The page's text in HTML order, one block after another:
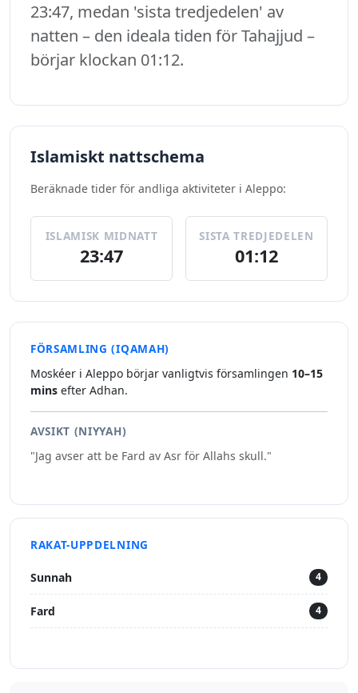
23:47, medan 'sista tredjedelen' av
natten – den ideala tiden för Tahajjud –
börjar klockan 01:12.
Islamiskt nattschema
Beräknade tider för andliga aktiviteter i Aleppo:
ISLAMISK MIDNATT
23:47
SISTA TREDJEDELEN
01:12
FÖRSAMLING (IQAMAH)
Moskéer i Aleppo börjar vanligtvis församlingen 10–15
mins efter Adhan.
AVSIKT (NIYYAH)
"Jag avser att be Fard av Asr för Allahs skull."
RAKAT-UPPDELNING
Sunnah 4
Fard 4